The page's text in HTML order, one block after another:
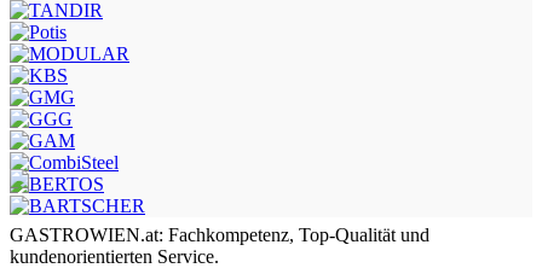
GASTROWIEN.at: Fachkompetenz, Top-Qualität und
kundenorientierten Service.